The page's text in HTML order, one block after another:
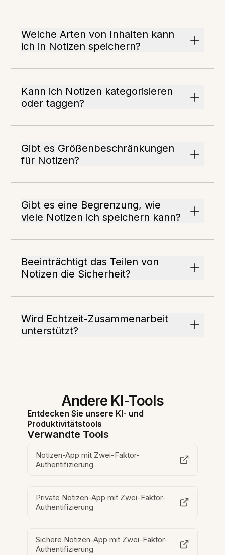
Welche Arten von Inhalten kann
ich in Notizen speichern?
Kann ich Notizen kategorisieren
oder taggen?
Gibt es Größenbeschränkungen
für Notizen?
Gibt es eine Begrenzung, wie
viele Notizen ich speichern kann?
Beeinträchtigt das Teilen von
Notizen die Sicherheit?
Wird Echtzeit-Zusammenarbeit
unterstützt?
Andere KI-Tools
Entdecken Sie unsere KI- und
Produktivitätstools
Verwandte Tools
Notizen-App mit Zwei-Faktor-
Authentifizierung
Private Notizen-App mit Zwei-Faktor-
Authentifizierung
Sichere Notizen-App mit Zwei-Faktor-
Authentifizierung